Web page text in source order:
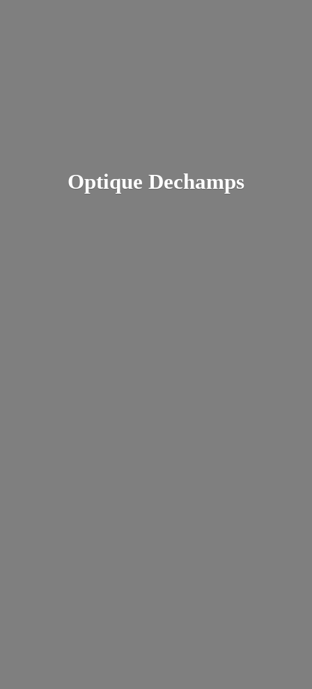
Optique Dechamps